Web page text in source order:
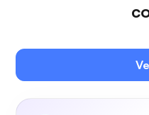
Owncast